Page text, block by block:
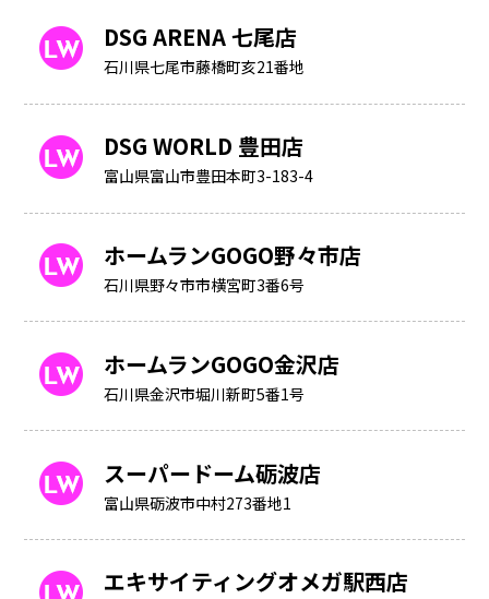
DSG ARENA 七尾店
石川県七尾市藤橋町亥21番地
DSG WORLD 豊田店
富山県富山市豊田本町3-183-4
ホームランGOGO野々市店
石川県野々市市横宮町3番6号
ホームランGOGO金沢店
石川県金沢市堀川新町5番1号
スーパードーム砺波店
富山県砺波市中村273番地1
エキサイティングオメガ駅西店